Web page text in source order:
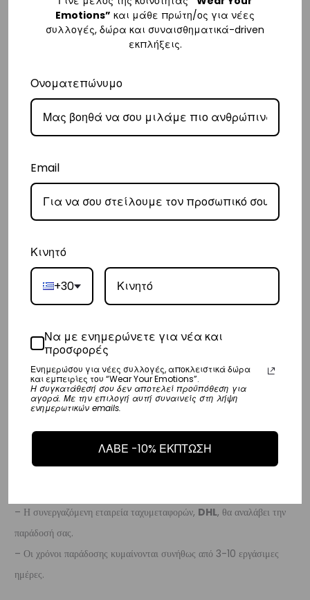
– Για παραγγελίες κάτω των €80, υπάρχει σταθερή χρέωση εξόδων
αποστολής στα€3.
– Η συνεργαζόμενη εταιρεία ταχυμεταφορών,
– Οι χρόνοι παράδοσης συνήθως κυμαίνονται από 1-3 εργάσιμες
ημέρες.
– Προσφέρουμε επίσης αντικαταβολή για παραγγελίες σε όλη την
– Τα έξοδα αποστολής για Κύπρο είναι στα
την παράδοσή σας.
– Οι χρόνοι παράδοσης κυμαίνονται συνήθως από 2-7 εργάσιμες
Ευρώπη
– Τα έξοδα αποστολής για όλο την Ευρώπη είναι στα
– Η συνεργαζόμενη εταιρεία ταχυμεταφορών,DHL, θα αναλάβει την
παράδοσή σας.
– Οι χρόνοι παράδοσης κυμαίνονται συνήθως από 3-8 εργάσιμες
ημέρες.
Διεθνή
– Η συνεργαζόμενη εταιρεία ταχυμεταφορών, DHL, θα αναλάβει την
παράδοσή σας.
– Οι χρόνοι παράδοσης κυμαίνονται συνήθως από 3-10 εργάσιμες
ημέρες.
Emotions” και μάθε πρώτη/ος για νέες
συλλογές, δώρα και συναισθηματικά-driven
εκπλήξεις.
Ονοματεπώνυμο
Email
Κινητό
+30
Να με ενημερώνετε για νέα και
προσφορές
Ενημερώσου για νέες συλλογές, αποκλειστικά δώρα
και εμπειρίες του “Wear Your Emotions”.
Η συγκατάθεσή σου δεν αποτελεί προϋπόθεση για
αγορά. Με την επιλογή αυτή συναινείς στη λήψη
ενημερωτικών emails.
ΛΑΒΕ -10% ΕΚΠΤΩΣΗ